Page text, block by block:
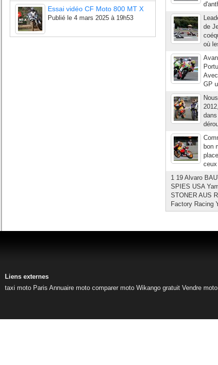
Essai vidéo CF Moto 800 MT X
Publié le 4 mars 2025 à 19h53
de
où
GP
bon
1 19 Alvaro
SPIES USA
STONER AUS
Factory Racing
Liens externes
taxi moto Paris Annuaire moto comparer moto Wikango gratuit Vendre moto